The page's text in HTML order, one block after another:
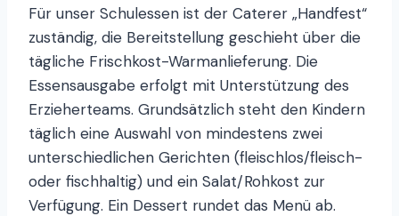
Für unser Schulessen ist der Caterer „Handfest“
zuständig, die Bereitstellung geschieht über die
tägliche Frischkost-Warmanlieferung. Die
Essensausgabe erfolgt mit Unterstützung des
Erzieherteams. Grundsätzlich steht den Kindern
täglich eine Auswahl von mindestens zwei
unterschiedlichen Gerichten (fleischlos/fleisch-
oder fischhaltig) und ein Salat/Rohkost zur
Verfügung. Ein Dessert rundet das Menü ab.